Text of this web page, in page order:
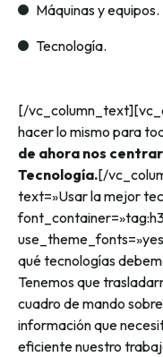
Máquinas y equipos.
Tecnología.
[/
hacer lo mismo para
de ahora nos
Tecnología.[/
text=»Usar la mejor
qué tecnologías
Tenemos que
cuadro de mando
información que
eficiente nuestro